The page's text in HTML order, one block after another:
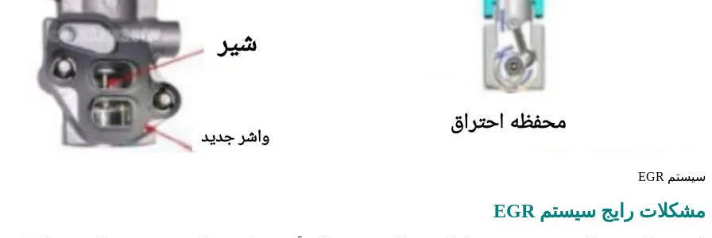
سیستم EGR
مشکلات رایج سیستم EGR